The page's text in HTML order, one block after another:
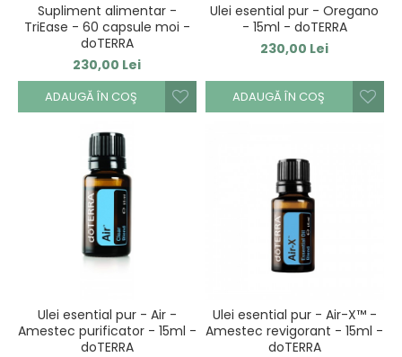
Supliment alimentar -
TriEase - 60 capsule moi -
doTERRA
230,00 Lei
ADAUGĂ ÎN COŞ
Ulei esential pur - Oregano
- 15ml - doTERRA
230,00 Lei
ADAUGĂ ÎN COŞ
Ulei esential pur - Air -
Amestec purificator - 15ml -
doTERRA
Ulei esential pur - Air-X™ -
Amestec revigorant - 15ml -
doTERRA